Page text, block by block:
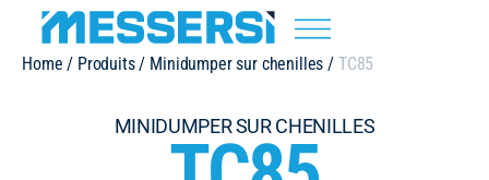
Home / Produits/ Minidumper sur chenilles / TC85
MINIDUMPER SUR CHENILLES